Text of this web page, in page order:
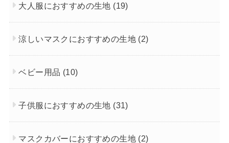
大人服におすすめの生地 (19)
涼しいマスクにおすすめの生地 (2)
ベビー用品 (10)
子供服におすすめの生地 (31)
マスクカバーにおすすめの生地 (2)